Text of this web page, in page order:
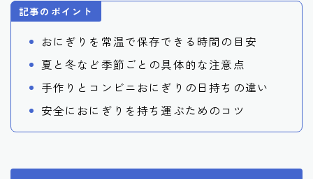
記事のポイント
おにぎりを常温で保存できる時間の目安
夏と冬など季節ごとの具体的な注意点
手作りとコンビニおにぎりの日持ちの違い
安全におにぎりを持ち運ぶためのコツ